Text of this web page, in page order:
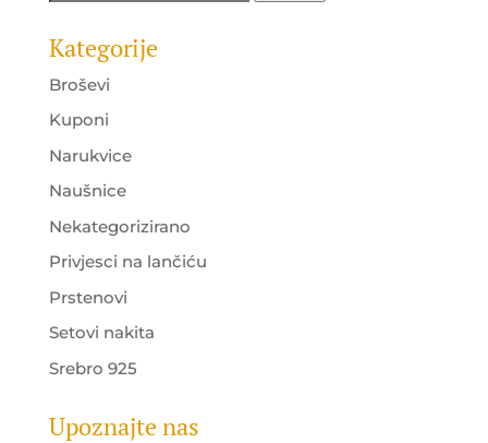
Kategorije
Broševi
Kuponi
Narukvice
Naušnice
Nekategorizirano
Privjesci na lančiću
Prstenovi
Setovi nakita
Srebro 925
Upoznajte nas